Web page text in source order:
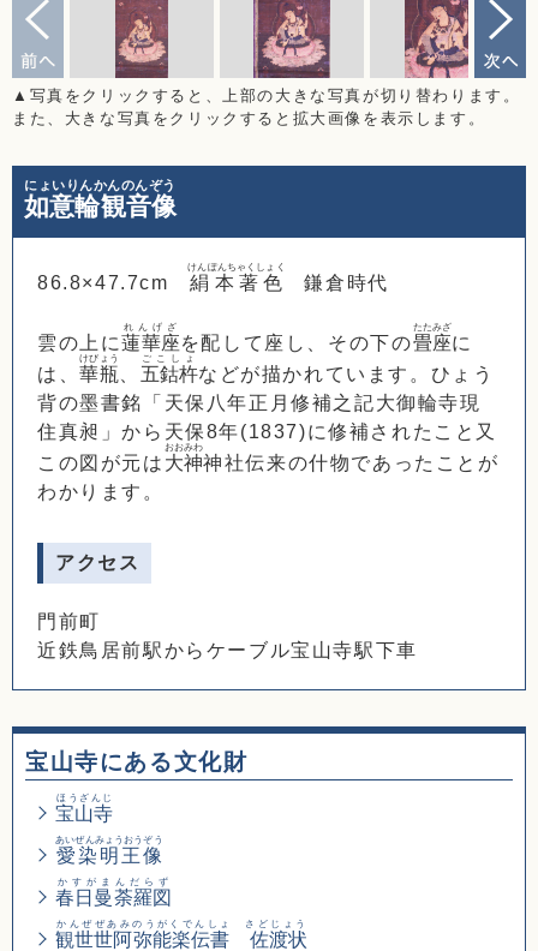
▲写真をクリックすると、上部の大きな写真が切り替わります。
また、大きな写真をクリックすると拡大画像を表示します。
如意輪観音像
にょいりんかんのんぞう
86.8×47.7cm絹本著色
けんぽんちゃくしょく
鎌倉時代
雲の上に蓮華座
れんげざ
を配して座し、その下の畳座
たたみざ
に
は、華瓶
けびょう
五鈷杵
ごこしょ
などが描かれています。ひょう
背の墨書銘「天保八年正月修補之記大御輪寺現
住真昶」から天保8年(1837)に修補されたこと又
この図が元は 大神
おおみわ
神社伝来の什物であったことが
わかります。
アクセス
門前町
近鉄鳥居前駅からケーブル宝山寺駅下車
宝山寺にある文化財
宝山寺
ほうざんじ
愛染明王像
あいぜんみょうおうぞう
春日曼荼羅図
かすがまんだらず
観世世阿弥能楽伝書 佐渡状
かんぜぜあみのうがくでんしょ さどじょう